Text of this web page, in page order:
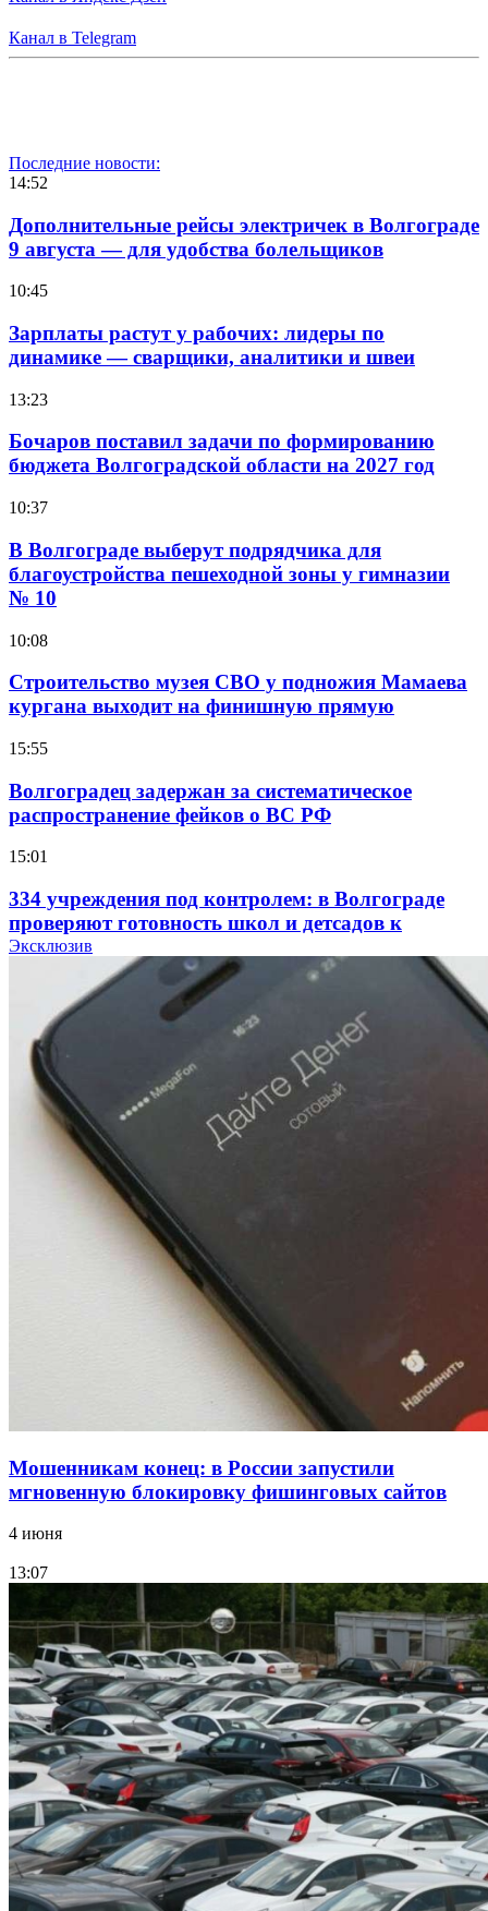
Канал в Telegram
Последние новости:
14:52
Дополнительные рейсы электричек в Волгограде
9 августа — для удобства болельщиков
10:45
Зарплаты растут у рабочих: лидеры по
динамике — сварщики, аналитики и швеи
13:23
Бочаров поставил задачи по формированию
бюджета Волгоградской области на 2027 год
10:37
В Волгограде выберут подрядчика для
благоустройства пешеходной зоны у гимназии
№ 10
10:08
Строительство музея СВО у подножия Мамаева
кургана выходит на финишную прямую
15:55
Волгоградец задержан за систематическое
распространение фейков о ВС РФ
15:01
334 учреждения под контролем: в Волгограде
проверяют готовность школ и детсадов к
учебному году
Покушение на убийство в Волгограде: девушка
напала на незнакомую женщину с ножом
12:39
Сладкий праздник в Волгограде: в Центральном
парке прошёл фестиваль „Арбузный переполох“
Волгоградские компании нарастили экспорт:
заключены контракты на 3,6 млн долларов
Эксклюзив
Мошенникам конец: в России запустили
мгновенную блокировку фишинговых сайтов
4 июня
13:07